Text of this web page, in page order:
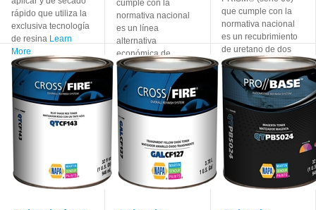
rápido que utiliza la
exclusiva tecnología
de resina Learn
More
cumple con la
normativa nacional
es un línea
alternativa
económica de
esmaltes acrílico que
cuenta con miles
Learn More
que cumple con la
normativa nacional
es un recubrimiento
de uretano de dos
componentes
diseñado paraLearn
More